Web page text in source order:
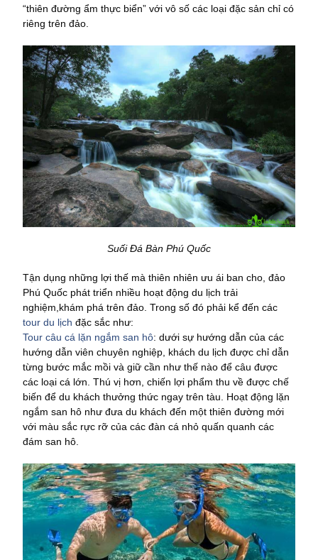
“thiên đường ẩm thực biển” với vô số các loại đặc sản chỉ có
riêng trên đảo.
Suối Đá Bàn Phú Quốc
Tận dụng những lợi thế mà thiên nhiên ưu ái ban cho, đảo
Phú Quốc phát triển nhiều hoạt động du lịch trải
nghiệm,khám phá trên đảo. Trong số đó phải kể đến các
tour du lịch đặc sắc như:
Tour câu cá lặn ngắm san hô: dưới sự hướng dẫn của các
hướng dẫn viên chuyên nghiệp, khách du lịch được chỉ dẫn
từng bước mắc mồi và giữ cần như thế nào để câu được
các loại cá lớn. Thú vị hơn, chiến lợi phẩm thu về được chế
biến để du khách thưởng thức ngay trên tàu. Hoạt động lặn
ngắm san hô như đưa du khách đến một thiên đường mới
với màu sắc rực rỡ của các đàn cá nhỏ quấn quanh các
đám san hô.